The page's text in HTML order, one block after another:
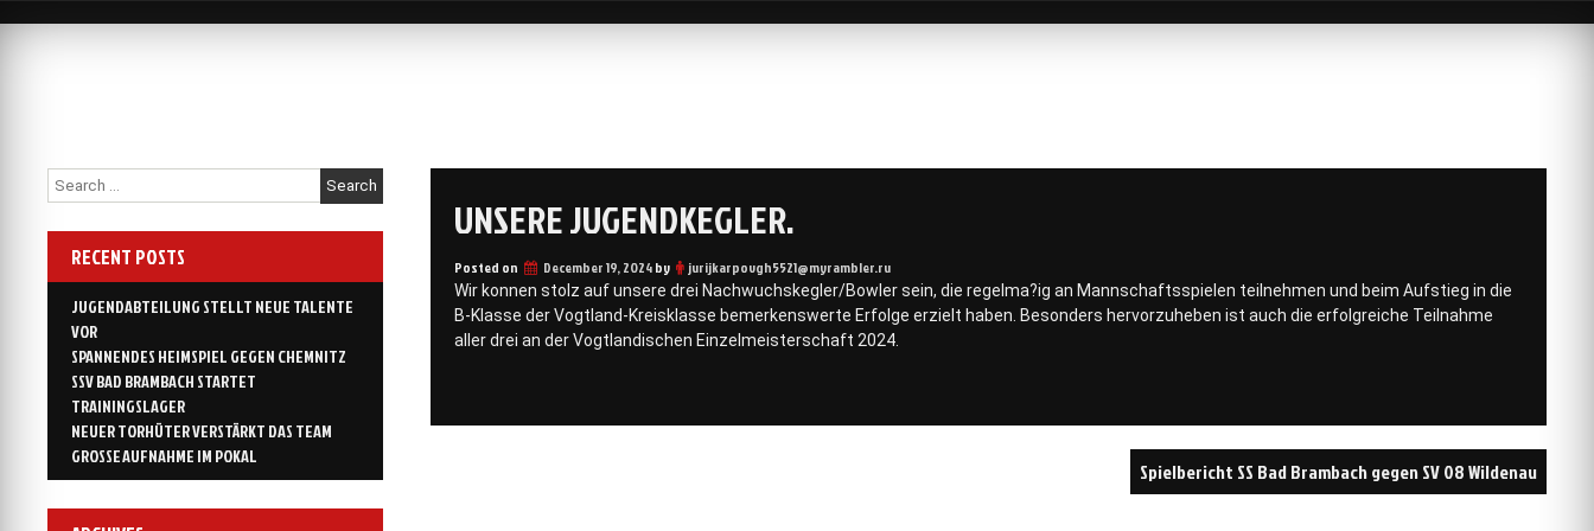
UNSERE JUGENDKEGLER.
Posted on December 19, 2024by jurijkarpovgh5521@myrambler.ru
Wir konnen stolz auf unsere drei Nachwuchskegler/Bowler sein, die regelma?ig an Mannschaftsspielen teilnehmen und beim Aufstieg in die
B-Klasse der Vogtland-Kreisklasse bemerkenswerte Erfolge erzielt haben. Besonders hervorzuheben ist auch die erfolgreiche Teilnahme
aller drei an der Vogtlandischen Einzelmeisterschaft 2024.
Spielbericht SS Bad Brambach gegen SV 08 Wildenau
Search
for:
RECENT POSTS
JUGENDABTEILUNG STELLT NEUE TALENTE
VOR
SPANNENDES HEIMSPIEL GEGEN CHEMNITZ
SSV BAD BRAMBACH STARTET
TRAININGSLAGER
NEUER TORHÜTER VERSTÄRKT DAS TEAM
GROSSE AUFNAHME IM POKAL